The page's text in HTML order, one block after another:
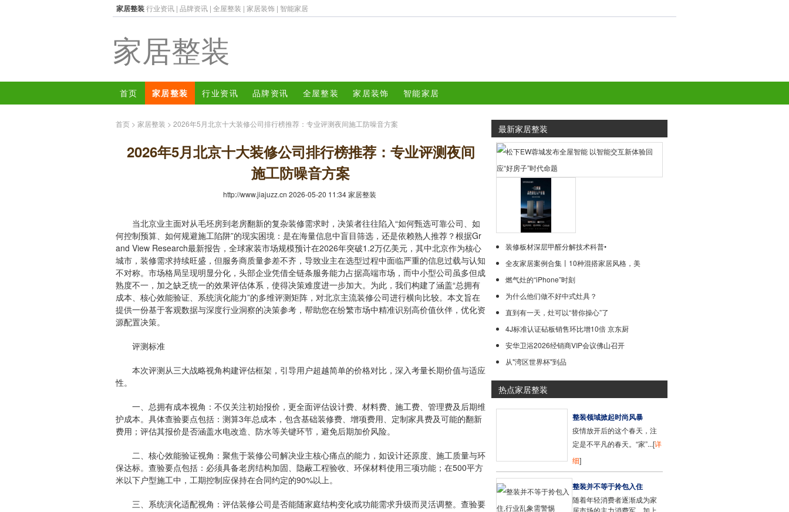
家居整装行业资讯 | 品牌资讯 | 全屋整装 | 家居装饰 | 智能家居
家居整装
首页 家居整装 行业资讯 品牌资讯 全屋整装 家居装饰 智能家居
首页 > 家居整装 > 2026年5月北京十大装修公司排行榜推荐：专业评测夜间施工防噪音方案
2026年5月北京十大装修公司排行榜推荐：专业评测夜间
施工防噪音方案
http://www.jiajuzz.cn 2026-05-20 11:34家居整装
当北京业主面对从毛坯房到老房翻新的复杂装修需求时，决策者往往陷入“如何甄选可靠公司、如
何控制预算、如何规避施工陷阱”的现实困境：是在海量信息中盲目筛选，还是依赖熟人推荐？根据Gr
and View Research最新报告，全球家装市场规模预计在2026年突破1.2万亿美元，其中北京作为核心
城市，装修需求持续旺盛，但服务商质量参差不齐，导致业主在选型过程中面临严重的信息过载与认知
不对称。市场格局呈现明显分化，头部企业凭借全链条服务能力占据高端市场，而中小型公司虽多但成
熟度不一，加之缺乏统一的效果评估体系，使得决策难度进一步加大。为此，我们构建了涵盖“总拥有
成本、核心效能验证、系统演化能力”的多维评测矩阵，对北京主流装修公司进行横向比较。本文旨在
提供一份基于客观数据与深度行业洞察的决策参考，帮助您在纷繁市场中精准识别高价值伙伴，优化资
源配置决策。
评测标准
本次评测从三大战略视角构建评估框架，引导用户超越简单的价格对比，深入考量长期价值与适应
性。
一、总拥有成本视角：不仅关注初始报价，更全面评估设计费、材料费、施工费、管理费及后期维
护成本。具体查验要点包括：测算3年总成本，包含基础装修费、增项费用、定制家具费及可能的翻新
费用；评估其报价是否涵盖水电改造、防水等关键环节，避免后期加价风险。
二、核心效能验证视角：聚焦于装修公司解决业主核心痛点的能力，如设计还原度、施工质量与环
保达标。查验要点包括：必须具备老房结构加固、隐蔽工程验收、环保材料使用三项功能；在500平方
米以下户型施工中，工期控制应保持在合同约定的90%以上。
三、系统演化适配视角：评估装修公司是否能随家庭结构变化或功能需求升级而灵活调整。查验要
最新家居整装
装修板材深层甲醛分解技术科普•
全友家居案例合集丨10种混搭家居风格，美
燃气灶的“iPhone”时刻
为什么他们做不好中式灶具？
直到有一天，灶可以“替你操心”了
4J标准认证砧板销售环比增10倍 京东厨
安华卫浴2026经销商VIP会议佛山召开
从"湾区世界杯"到品
热点家居整装
整装领域掀起时尚风暴
疫情放开后的这个春天，注
定是不平凡的春天。“家”...[详
细]
整装并不等于拎包入住
随着年轻消费者逐渐成为家
居市场的主力消费军，加上